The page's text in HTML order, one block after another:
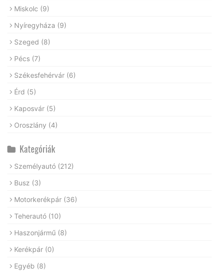
Miskolc (9)
Nyíregyháza (9)
Szeged (8)
Pécs (7)
Székesfehérvár (6)
Érd (5)
Kaposvár (5)
Oroszlány (4)
Kategóriák
Személyautó (212)
Busz (3)
Motorkerékpár (36)
Teherautó (10)
Haszonjármű (8)
Kerékpár (0)
Egyéb (8)